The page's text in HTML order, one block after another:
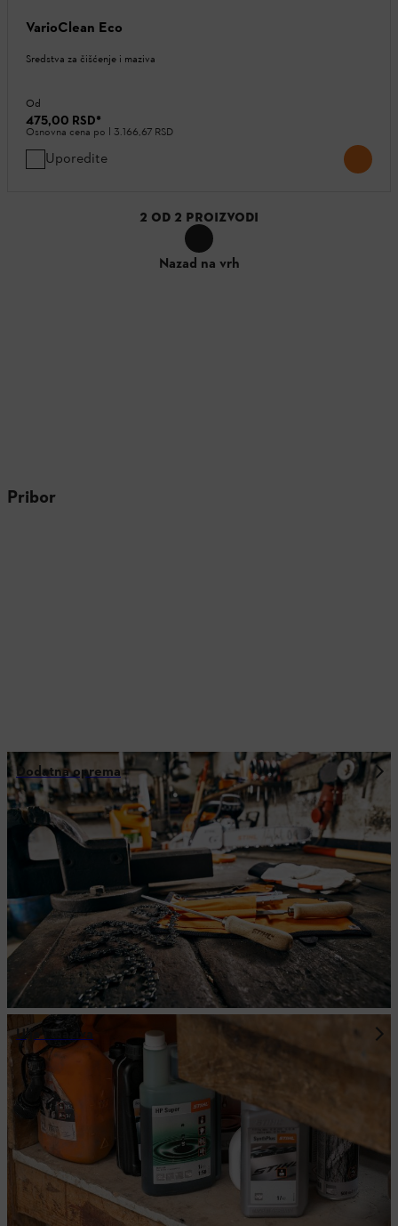
VarioClean Eco
Sredstva za čišćenje i maziva
Od
475,00 RSD*
Osnovna cena po l 3.166,67 RSD
Uporedite
2 OD 2 PROIZVODI
Nazad na vrh
Pribor
Dodatna oprema
Ulja i maziva